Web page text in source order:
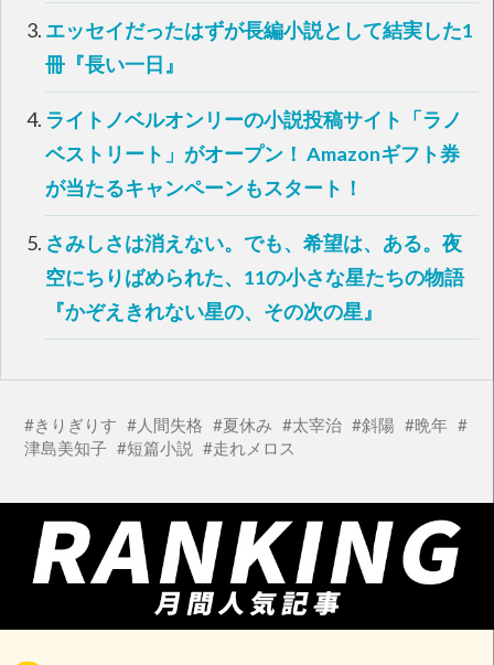
す
)
ウ
ィ
で
開
き
ま
)
エッセイだったはずが長編小説として結実した1
冊『長い一日』
ライトノベルオンリーの小説投稿サイト「ラノ
ベストリート」がオープン！ Amazonギフト券
が当たるキャンペーンもスタート！
さみしさは消えない。でも、希望は、ある。夜
空にちりばめられた、11の小さな星たちの物語
『かぞえきれない星の、その次の星』
きりぎりす 人間失格 夏休み 太宰治 斜陽
晩年
津島美知子
短篇小説 走れメロス